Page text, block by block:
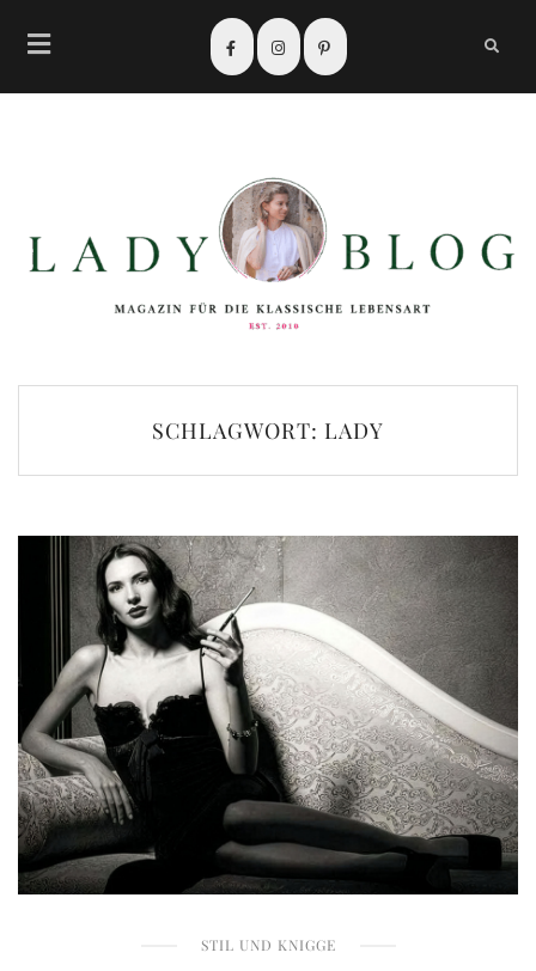
SCHLAGWORT: LADY
STIL UND KNIGGE